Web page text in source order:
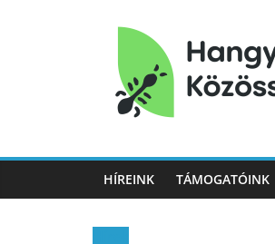
Hangya
Közösség
Hangya
Közösség
HÍREINK TÁMOGATÓINK